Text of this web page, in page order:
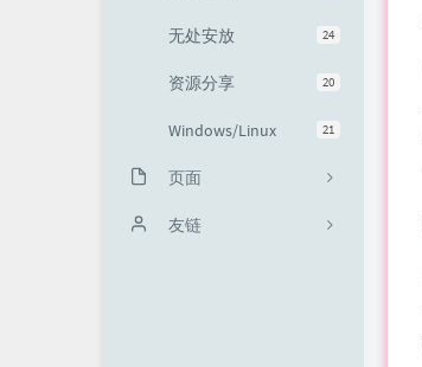
24
无处安放
20
资源分享
21
Windows/Linux
页面
关于友链